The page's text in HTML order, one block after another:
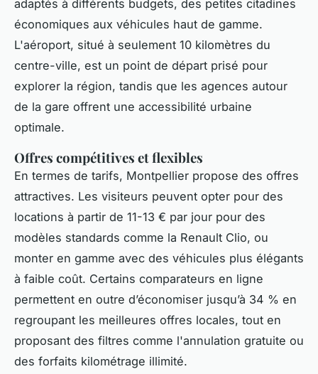
adaptés à différents budgets, des petites citadines
économiques aux véhicules haut de gamme.
L'aéroport, situé à seulement 10 kilomètres du
centre-ville, est un point de départ prisé pour
explorer la région, tandis que les agences autour
de la gare offrent une accessibilité urbaine
optimale.
Offres compétitives et flexibles
En termes de tarifs, Montpellier propose des offres
attractives. Les visiteurs peuvent opter pour des
locations à partir de 11-13 € par jour pour des
modèles standards comme la Renault Clio, ou
monter en gamme avec des véhicules plus élégants
à faible coût. Certains comparateurs en ligne
permettent en outre d’économiser jusqu’à 34 % en
regroupant les meilleures offres locales, tout en
proposant des filtres comme l'annulation gratuite ou
des forfaits kilométrage illimité.